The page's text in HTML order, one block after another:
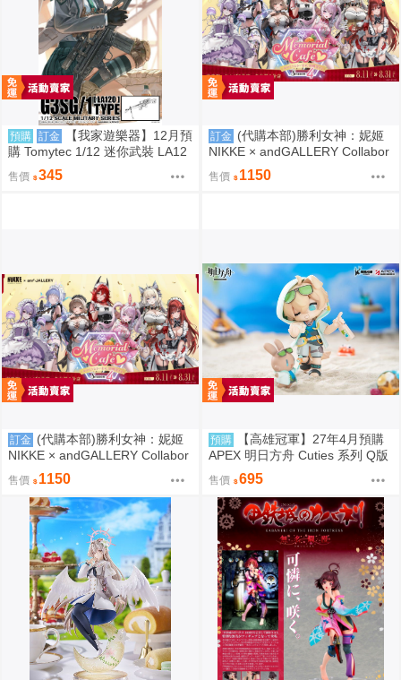
預購 訂金
【我家遊樂器】12月預
購 Tomytec 1/12 迷你武裝 LA12
0 G3SG/1 TYPE
售價 345
訂金 (代購本部)勝利女神：妮姬
NIKKE × andGALLERY Collabor
ation Café season4 期間數量限
定合作物販 8.27結單
售價 1150
訂金 (代購本部)勝利女神：妮姬
NIKKE × andGALLERY Collabor
ation Café season4 期間數量限
定合作物販 8.27結單
售價 1150
預購
【高雄冠軍】27年4月預購
APEX 明日方舟 Cuties 系列 Q版
龍舌蘭 免訂金1002
售價 695